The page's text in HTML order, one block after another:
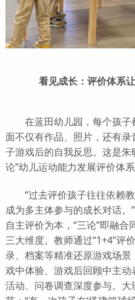
看见成长：评价体系
在蓝田幼儿园，每个孩子
面不仅有作品、照片，还有
子游戏后的自我反思。这是
论”幼儿运动能力发展评价体系
“过去评价孩子往往依赖教
成为多主体参与的成长对话。
自主评价为本，“三论”即融
三大维度。教师通过“1+4”评
录、档案等精准还原游戏场
戏中体验、游戏后回顾中主
活动、问卷调查深度参与。